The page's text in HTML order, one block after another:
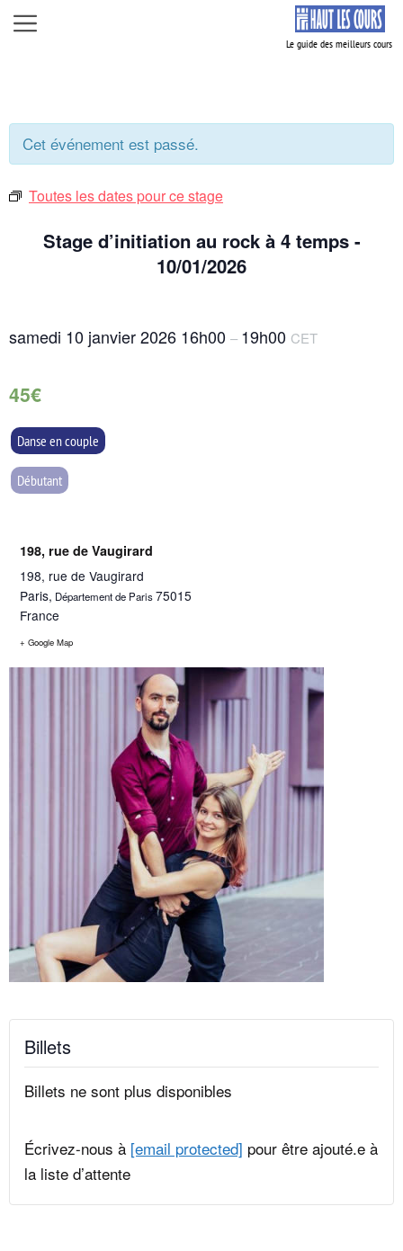
Aller
au
Menu
Cet événement est passé.
Toutes les dates pour ce stage
Stage d’initiation au rock à 4 temps -
10/01/2026
samedi 10 janvier 2026 16h00 – 19h00 CET
45€
Danse en couple
Débutant
198, rue de Vaugirard
198, rue de Vaugirard
Paris, Département de Paris75015
France
+ Google Map
Billets
Billets ne sont plus disponibles
Écrivez-nous à [email protected] pour être ajouté.e à
la liste d’attente